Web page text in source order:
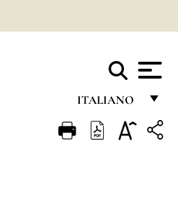
ITALIANO
FRANÇAIS